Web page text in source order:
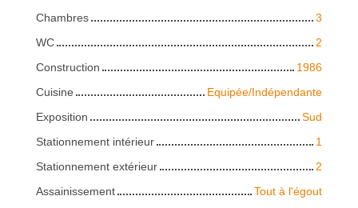
Chambres
3
WC
2
Construction
1986
Cuisine
Equipée/Indépendante
Exposition
Sud
Stationnement intérieur
1
Stationnement extérieur
2
Assainissement
Tout à l'égout